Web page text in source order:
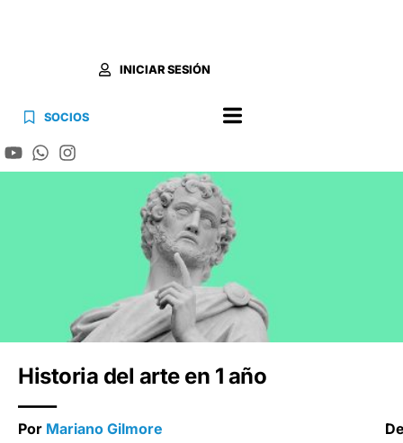
SOCIOS
INICIAR SESIÓN
Historia del arte en 1 año
—
Por Mariano Gilmore